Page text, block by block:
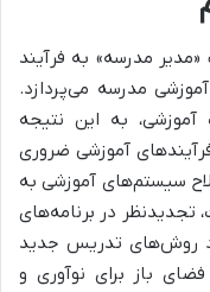
«مدیر مدرسه» به فرآیند
مدرسه می‌پردازد.
به این نتیجه
آموزشیضروری
سیستم‌های آموزشی به
تجدیدنظر در برنامه‌های
روش‌های تدریس جدید
فضای باز برای نوآوری و